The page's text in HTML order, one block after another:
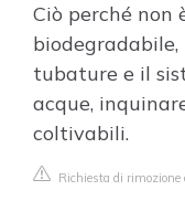
Ciò perché non
tubature e il
acque,
coltivabili.
Richiesta di rimozione